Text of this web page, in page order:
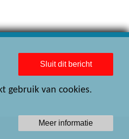
Sluit dit bericht
gebruik van cookies.
Meer informatie